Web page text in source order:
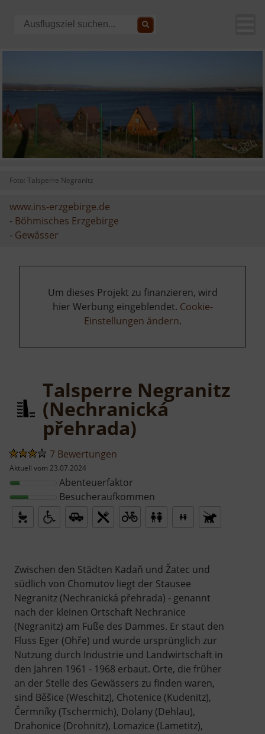
Foto: Talsperre Negranitz
www.ins-erzgebirge.de
- Böhmisches Erzgebirge
- Gewässer
Um dieses Projekt zu finanzieren, wird
hier Werbung eingeblendet. Cookie-
Einstellungen ändern.
Talsperre Negranitz
(Nechranická
přehrada)
7 Bewertungen
Aktuell vom 23.07.2024
Abenteuerfaktor
Besucheraufkommen
Zwischen den Städten Kadaň und Žatec und
südlich von Chomutov liegt der Stausee
Negranitz (Nechranická přehrada) - genannt
nach der kleinen Ortschaft Nechranice
(Negranitz) am Fuße des Dammes. Er staut den
Fluss Eger (Ohře) und wurde ursprünglich zur
Nutzung durch Industrie und Landwirtschaft in
den Jahren 1961 - 1968 erbaut. Orte, die früher
an der Stelle des Gewässers zu finden waren,
sind Běšice (Weschitz), Chotenice (Kudenitz),
Čermníky (Tschermich), Dolany (Dehlau),
Drahonice (Drohnitz), Lomazice (Lametitz),